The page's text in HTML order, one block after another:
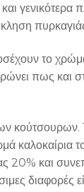
το
πως και
20% και
διαφορές